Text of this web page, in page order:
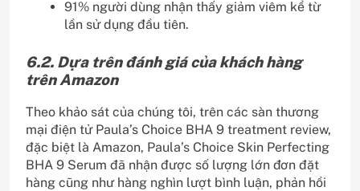
91% người dùng nhận thấy giảm viêm kể từ
lần sử dụng đầu tiên.
6.2. Dựa trên đánh giá của khách hàng
trên Amazon
Theo khảo sát của chúng tôi, trên các sàn thương
mại điện tử Paula’s Choice BHA 9 treatment review,
đặc biệt là Amazon, Paula’s Choice Skin Perfecting
BHA 9 Serum đã nhận được số lượng lớn đơn đặt
hàng cũng như hàng nghìn lượt bình luận, phản hồi